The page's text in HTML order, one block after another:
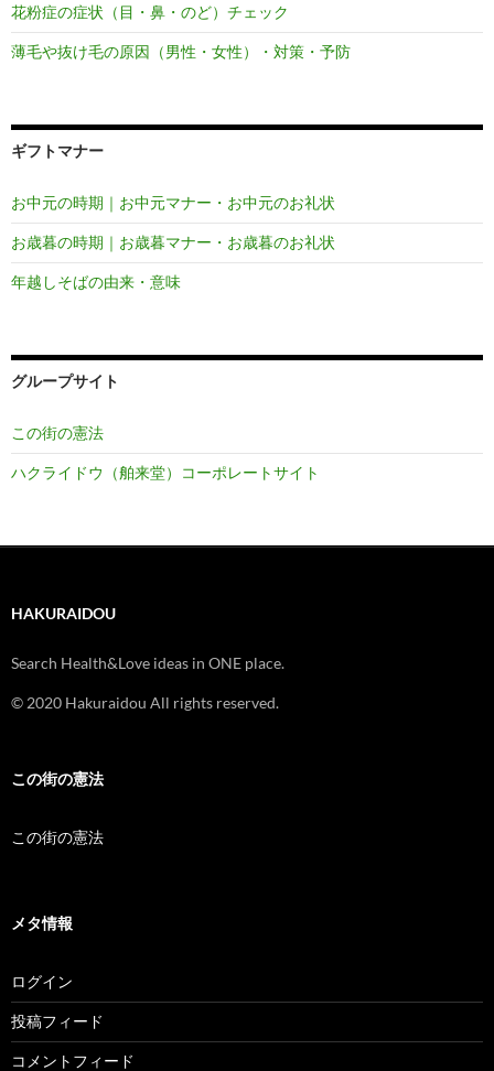
花粉症の症状（目・鼻・のど）チェック
薄毛や抜け毛の原因（男性・女性）・対策・予防
ギフトマナー
お中元の時期｜お中元マナー・お中元のお礼状
お歳暮の時期｜お歳暮マナー・お歳暮のお礼状
年越しそばの由来・意味
グループサイト
この街の憲法
ハクライドウ（舶来堂）コーポレートサイト
HAKURAIDOU
Search Health&Love ideas in ONE place.
© 2020 Hakuraidou All rights reserved.
この街の憲法
この街の憲法
メタ情報
ログイン
投稿フィード
コメントフィード